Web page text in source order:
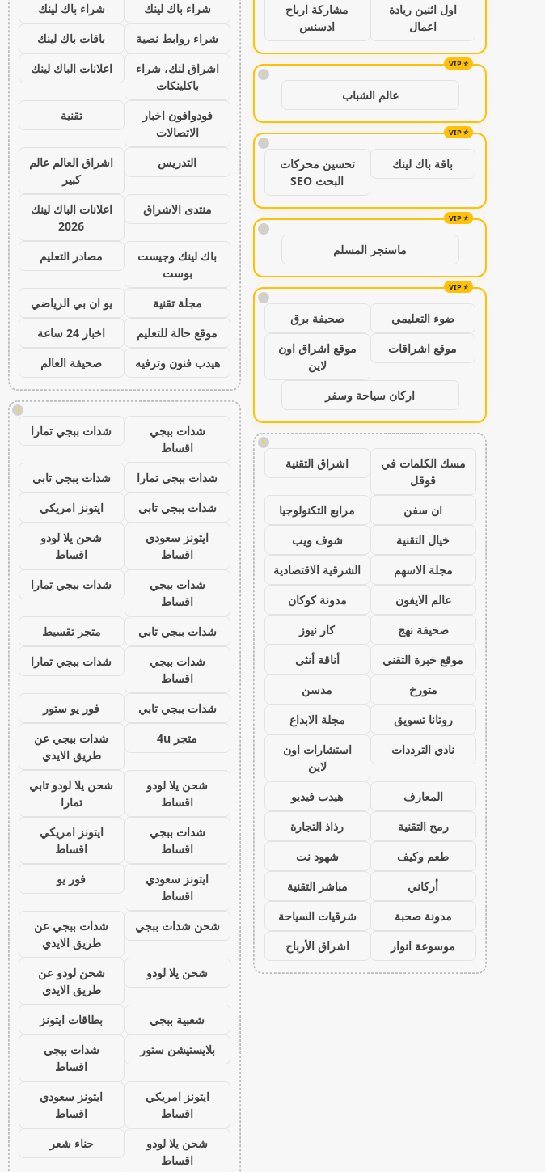
اول اثنين ريادة
اعمال
مشاركة ارباح
ادسنس
!
عالم الشباب
!
باقة باك لينك
تحسين محركات
البحث SEO
!
ماسنجر المسلم
!
ضوء التعليمي
صحيفة برق
موقع اشراقات
موقع اشراق اون
لاين
اركان سياحة وسفر
!
مسك الكلمات في
قوقل
اشراق التقنية
ان سفن
مرابع التكنولوجيا
خيال التقنية
شوف ويب
مجلة الاسهم
الشرقية الاقتصادية
عالم الايفون
مدونة كوكان
صحيفة نهج
كار نيوز
موقع خبرة التقني
أناقة أنثى
متورخ
مدسن
روتانا تسويق
مجلة الابداع
نادي الترددات
استشارات اون
لاين
المعارف
هيدب فيديو
رمح التقنية
رذاذ التجارة
طعم وكيف
شهود نت
أركاني
مباشر التقنية
مدونة صحبة
شرقيات السياحة
موسوعة انوار
اشراق الأرباح
شراء باك لينك
شراء باك لينك
شراء روابط نصية
باقات باك لينك
اشراق لنك، شراء
باكلينكات
اعلانات الباك لينك
فودوافون اخبار
الاتصالات
تقنية
التدريس
اشراق العالم عالم
كبير
منتدى الاشراق
اعلانات الباك لينك
2026
باك لينك وجيست
بوست
مصادر التعليم
مجلة تقنية
يو ان بي الرياضي
موقع حالة للتعليم
اخبار 24 ساعة
هيدب فنون وترفيه
صحيفة العالم
!
شدات ببجي
اقساط
شدات ببجي تمارا
شدات ببجي تمارا
شدات ببجي تابي
شدات ببجي تابي
ايتونز امريكي
ايتونز سعودي
اقساط
شحن يلا لودو
اقساط
شدات ببجي
اقساط
شدات ببجي تمارا
شدات ببجي تابي
متجر تقسيط
شدات ببجي
اقساط
شدات ببجي تمارا
شدات ببجي تابي
فور يو ستور
متجر 4u
شدات ببجي عن
طريق الايدي
شحن يلا لودو
اقساط
شحن يلا لودو تابي
تمارا
شدات ببجي
اقساط
ايتونز امريكي
اقساط
ايتونز سعودي
اقساط
فور يو
شحن شدات ببجي
شدات ببجي عن
طريق الايدي
شحن يلا لودو
شحن لودو عن
طريق الايدي
شعبية ببجي
بطاقات ايتونز
بلايستيشن ستور
شدات ببجي
اقساط
ايتونز امريكي
اقساط
ايتونز سعودي
اقساط
شحن يلا لودو
اقساط
حناء شعر